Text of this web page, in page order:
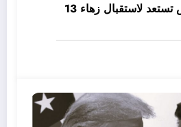
جامعة فرحات عباس تستعد لاستقبال زهاء 13